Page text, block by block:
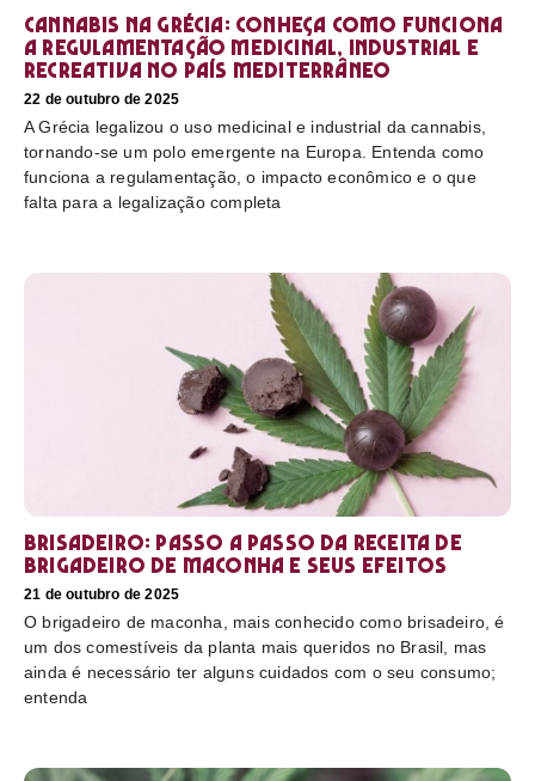
Cannabis na Grécia: conheça como funciona
a regulamentação medicinal, industrial e
recreativa no país mediterrâneo
22 de outubro de 2025
A Grécia legalizou o uso medicinal e industrial da cannabis,
tornando-se um polo emergente na Europa. Entenda como
funciona a regulamentação, o impacto econômico e o que
falta para a legalização completa
Brisadeiro: passo a passo da receita de
brigadeiro de maconha e seus efeitos
21 de outubro de 2025
O brigadeiro de maconha, mais conhecido como brisadeiro, é
um dos comestíveis da planta mais queridos no Brasil, mas
ainda é necessário ter alguns cuidados com o seu consumo;
entenda